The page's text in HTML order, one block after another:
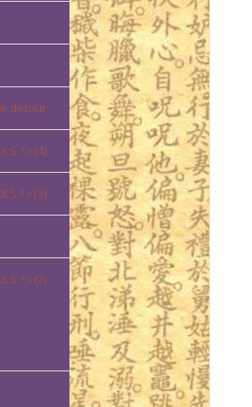
détour
? » (4)
? » (3)
? » (2)